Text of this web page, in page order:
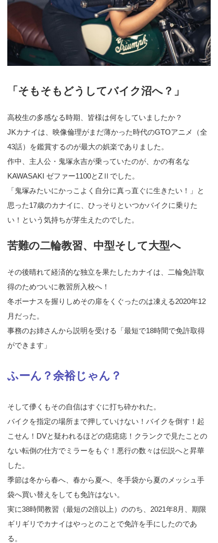
「そもそもどうしてバイク沼へ？」
高校生の多感なる時期、皆様は何をしていましたか？
JKカナイは、映像倫理がまだ薄かった時代のGTOアニメ（全
43話）を鑑賞するのが最大の娯楽でありました。
作中、主人公・鬼塚永吉が乗っていたのが、かの有名な
KAWASAKI ゼファー1100とZⅡでした。
「鬼塚みたいにかっこよく自分に真っ直ぐに生きたい！」と
思った17歳のカナイに、ひっそりといつかバイクに乗りた
い！という気持ちが芽生えたのでした。
苦難の二輪教習、中型そして大型へ
その後晴れて経済的な独立を果たしたカナイは、二輪免許取
得のためついに教習所入校へ！
冬ボーナスを握りしめその扉をくぐったのは凍える2020年12
月だった。
事務のお姉さんから説明を受ける「最短で18時間で免許取得
ができます」
ふーん？余裕じゃん？
そして儚くもその自信はすぐに打ち砕かれた。
バイクを指定の場所まで押していけない！バイクを倒す！起
こせん！DVと疑われるほどの痣痣痣！クランクで見たことの
ない転倒の仕方でミラーをもぐ！悪行の数々は伝説へと昇華
した。
季節は冬から春へ、春から夏へ、冬手袋から夏のメッシュ手
袋へ買い替えをしても免許はない。
実に38時間教習（最短の2倍以上）ののち、2021年8月、期限
ギリギリでカナイはやっとのことで免許を手にしたのであ
る。